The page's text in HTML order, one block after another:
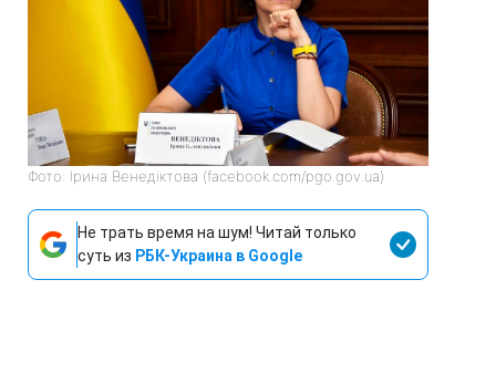
Фото: Ірина Венедіктова (facebook.com/pgo.gov.ua)
Не трать время на шум! Читай только
суть из РБК-Украина в Google